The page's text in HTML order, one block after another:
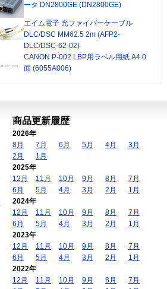
ータ DN2800GE (DN2800GE)
エイム電子 光ファイバーケーブル
DLC/DSC MM62.5 2m (AFP2-
DLC/DSC-62-02)
CANON P-002 LBP用ラベル用紙 A4 0
面 (6055A006)
商品更新履歴
2026年
8月
7月 6月 5月 4月
3月
2月
1月
2025年
12月
11月 10月 9月 8月
7月
6月
5月 4月 3月 2月
1月
2024年
12月
11月 10月 9月 8月
7月
6月
5月 4月 3月 2月
1月
2023年
12月
11月 10月 9月 8月
7月
6月
5月 4月 3月 2月
1月
2022年
12月
11月 10月 9月 8月
7月